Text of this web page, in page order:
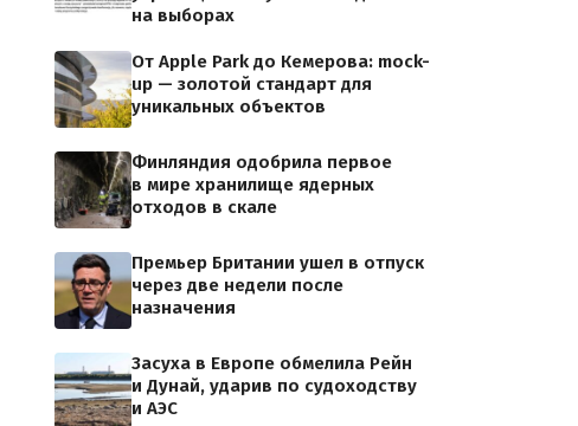
на выборах
От Apple Park до Кемерова: mock-
up — золотой стандарт для
уникальных объектов
Финляндия одобрила первое
в мире хранилище ядерных
отходов в скале
Премьер Британии ушел в отпуск
через две недели после
назначения
Засуха в Европе обмелила Рейн
и Дунай, ударив по судоходству
и АЭС